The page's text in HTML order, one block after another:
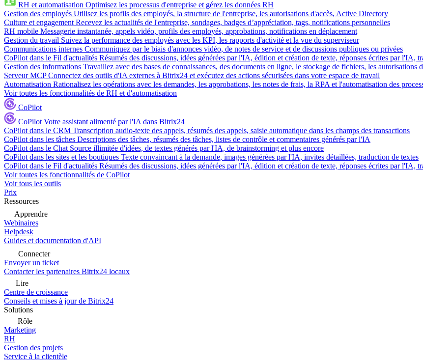
RH et automatisation Optimisez les processus d'entreprise et gérez les données RH
Gestion des employés Utilisez les profils des employés, la structure de l'entreprise, les autorisations d'accès, Active Directory
Culture et engagement Recevez les actualités de l'entreprise, sondages, badges d’appréciation, tags, notifications personnelles
RH mobile Messagerie instantanée, appels vidéo, profils des employés, approbations, notifications en déplacement
Gestion du travail Suivez la performance des employés avec les KPI, les rapports d'activité et la vue du superviseur
Communications internes Communiquez par le biais d'annonces vidéo, de notes de service et de discussions publiques ou privées
CoPilot dans le Fil d'actualités Résumés des discussions, idées générées par l'IA, édition et création de texte, réponses écrites par l'IA,
Gestion des informations Travaillez avec des bases de connaissances, des documents en ligne, le stockage de fichiers, les autorisations
Serveur MCP Connectez des outils d'IA externes à Bitrix24 et exécutez des actions sécurisées dans votre espace de travail
Automatisation Rationalisez les opérations avec les demandes, les approbations, les notes de frais, la RPA et l'automatisation des
Voir toutes les fonctionnalités de RH et d'automatisation
CoPilot
CoPilot Votre assistant alimenté par l'IA dans Bitrix24
CoPilot dans le CRM Transcription audio-texte des appels, résumés des appels, saisie automatique dans les champs des transactions
CoPilot dans les tâches Descriptions des tâches, résumés des tâches, listes de contrôle et commentaires générés par l'IA
CoPilot dans le Chat Source illimitée d'idées, de textes générés par l'IA, de brainstorming et plus encore
CoPilot dans les sites et les boutiques Texte convaincant à la demande, images générées par l'IA, invites détaillées, traduction de textes
CoPilot dans le Fil d'actualités Résumés des discussions, idées générées par l'IA, édition et création de texte, réponses écrites par l'IA,
Voir toutes les fonctionnalités de CoPilot
Voir tous les outils
Prix
Ressources
Apprendre
Webinaires
Helpdesk
Guides et documentation d'API
Connecter
Envoyer un ticket
Contacter les partenaires Bitrix24 locaux
Lire
Centre de croissance
Conseils et mises à jour de Bitrix24
Solutions
Rôle
Marketing
RH
Gestion des projets
Service à la clientèle